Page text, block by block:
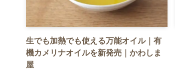
生でも加熱でも使える万能オイル｜有
機カメリナオイルを新発売｜かわしま
屋